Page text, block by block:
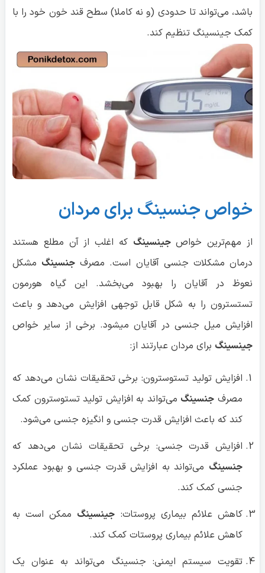
باشد، می‌تواند تا حدودی (و نه کاملا) سطح قند خون خود را با
کمک جینسینگ تنظیم کند.
خواص جنسینگ برای مردان
از مهم‌ترین خواصجینسینگ که اغلب از آن مطلع هستند
درمان مشکلات جنسی آقایان است. مصرف جنسینگ مشکل
نعوظ در آقایان را بهبود می‌بخشد. این گیاه هورمون
تستسترون را به شکل قابل توجهی افزایش می‌دهد و باعث
افزایش میل جنسی در آقایان میشود. برخی از سایر خواص
جینسینگ برای مردان عبارتند از:
افزایش تولید تستوسترون: برخی تحقیقات نشان می‌دهد که
مصرف جنسینگ می‌تواند به افزایش تولید تستوسترون کمک
کند که باعث افزایش قدرت جنسی و انگیزه جنسی می‌شود.
افزایش قدرت جنسی: برخی تحقیقات نشان می‌دهد که
جنسینگ می‌تواند به افزایش قدرت جنسی و بهبود عملکرد
جنسی کمک کند.
کاهش علائم بیماری پروستات: جینسینگ ممکن است به
کاهش علائم بیماری پروستات کمک کند.
تقویت سیستم ایمنی: جنسینگ می‌تواند به عنوان یک